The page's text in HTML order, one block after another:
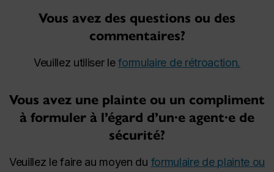
Vous avez des questions ou des
commentaires?
Veuillez utiliser leformulaire de rétroaction.
Vous avez une plainte ou un compliment
à formuler à l’égard d’un·e agent·e de
sécurité?
Veuillez le faire au moyen du formulaire de plainte ou